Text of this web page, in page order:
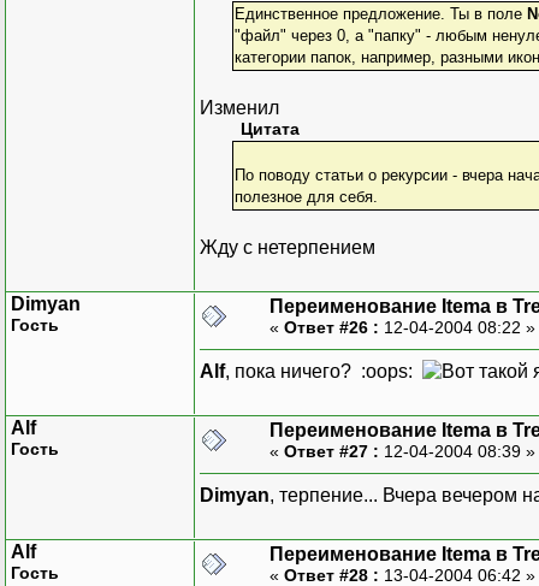
Единственное предложение. Ты в поле
"файл" через 0, а "папку" - любым
категории папок, например, разными
Изменил
Цитата
По поводу статьи о рекурсии - вчера
полезное для себя.
Жду с нетерпением
Dimyan
Гость
Переименование Itema в
« Ответ #26 : 12-04-2004 08:22 »
Alf, пока ничего? :oops:
Alf
Гость
Переименование Itema в
« Ответ #27 : 12-04-2004 08:39 »
Dimyan, терпение... Вчера вечером
Alf
Гость
Переименование Itema в
« Ответ #28 : 13-04-2004 06:42 »